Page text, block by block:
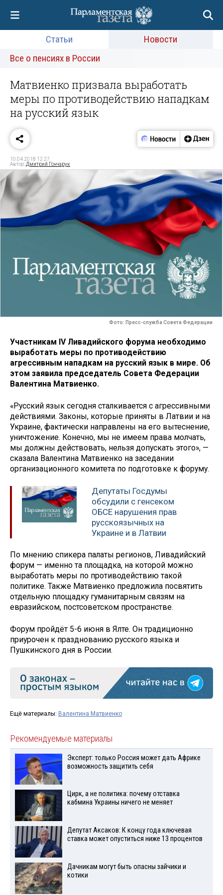
Статьи
Новости
Все о пенсиях в России
Матвиенко призвала выработать
меры по противодействию нападкам
на русский язык
10.04.2018 12:27
Автор: Дмитрий Гончарук
Фото: Пресс-служба Совета Федерации
Участникам IV Ливадийского форума необходимо
выработать меры по противодействию
агрессивным нападкам на русский язык в мире. Об
этом заявила председатель Совета Федерации
Валентина Матвиенко.
«Русский язык сегодня сталкивается с агрессивными
действиями. Законы, которые приняты в Латвии и на
Украине, фактически направлены на его вытеснение,
уничтожение. Конечно, мы не имеем права молчать,
мы должны действовать, нельзя допускать этого», —
сказала Валентина Матвиенко на заседании
организационного комитета по подготовке к форуму.
Депутаты Госдумы
обсудили с генсеком
ОБСЕ нарушения прав
русскоязычных на
Украине и в Латвии
По мнению спикера палаты регионов, Ливадийский
форум — именно та площадка, на которой можно
выработать меры по противодействию такой
политике. Также Матвиенко предложила посвятить
отдельную площадку гуманитарным связям на
евразийском, постсоветском пространстве.
Форум пройдёт 5-6 июня в Ялте. Он традиционно
приурочен к празднованию русского языка и
Пушкинского дня в России.
Ещё материалы: Валентина Матвиенко
Рекомендуемые материалы
Эксперт: только Россия может дать Африке
возможность защитить себя
Цирк, а не политика: почему отставка
кабмина Украины ничего не меняет
Депутат Аксаков: К концу года ключевая
ставка может опуститься ниже 13 процентов
Дачникам могут быть опасны зайчики и
котики